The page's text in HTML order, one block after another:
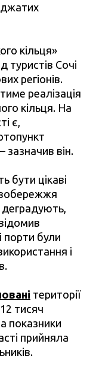
кільця»
туристів Сочі
регіонів.
реалізація
кільця. На
є,
зазначив він.
бути цікаві
порти були
і
території
тисяч
показники
прийняла